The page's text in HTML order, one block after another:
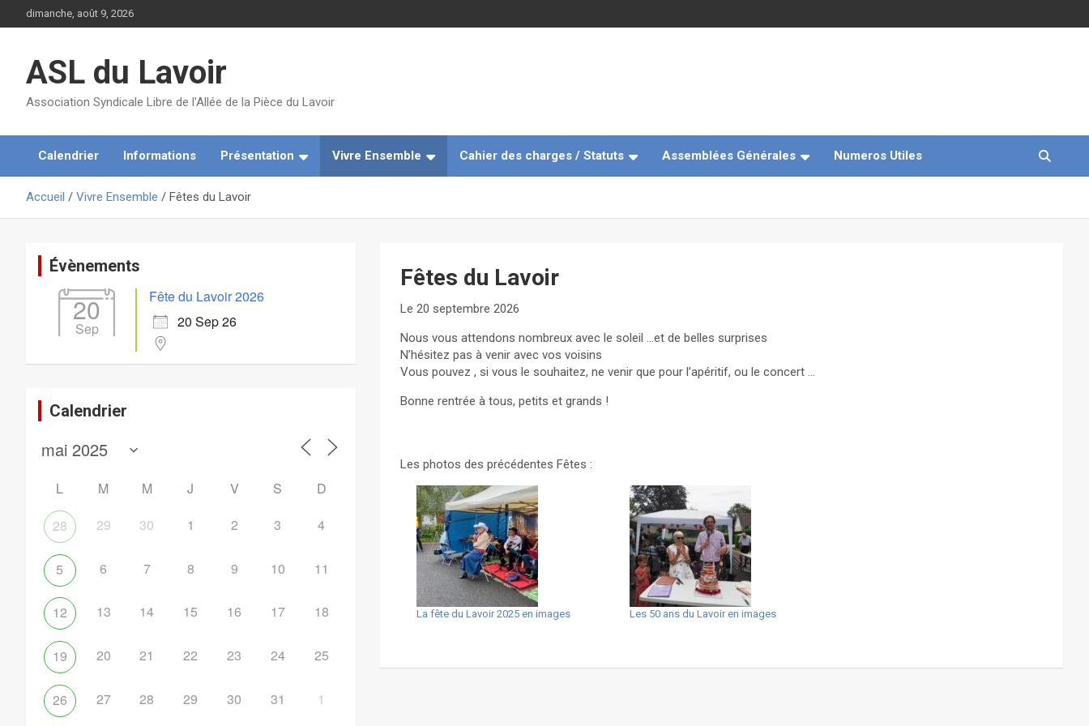
au
dimanche, août 9, 2026
ASL du Lavoir
Association Syndicale Libre de l'Allée de la Pièce du Lavoir
Calendrier Informations Présentation Vivre Ensemble Cahier des charges / Statuts Assemblées Générales Numeros Utiles
Accueil Vivre Ensemble Fêtes du Lavoir
Fêtes du Lavoir
Le 20 septembre 2026
Nous vous attendons nombreux avec le soleil …et de belles surprises
N’hésitez pas à venir avec vos voisins
Vous pouvez , si vous le souhaitez, ne venir que pour l’apéritif, ou le concert …
Bonne rentrée à tous, petits et grands !
Les photos des précédentes Fêtes :
La fête du Lavoir 2025 en images Les 50 ans du Lavoir en images
Évènements
20
Sep
Fête du Lavoir 2026
20 Sep 26
Calendrier
L M M J V S
D
28
29 30 1 2 3 4
5 6 7 8 9 10 11
12 13 14 15 16 17 18
19 20 21 22 23 24 25
26 27 28 29 30 31 1